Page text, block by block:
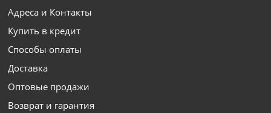
Адреса и Контакты
Купить в кредит
Способы оплаты
Доставка
Оптовые продажи
Возврат и гарантия